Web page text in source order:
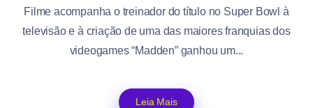
Filme acompanha o treinador do título no Super Bowl à
televisão e à criação de uma das maiores franquias dos
videogames “Madden” ganhou um...
Leia Mais